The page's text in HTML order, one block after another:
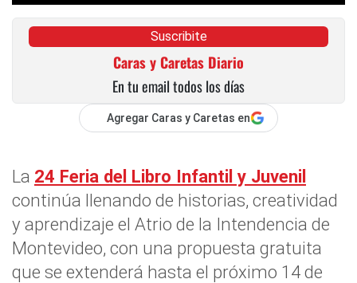
Suscribite
Caras y Caretas Diario
En tu email todos los días
Agregar Caras y Caretas en
La 24 Feria del Libro Infantil y Juvenil
continúa llenando de historias, creatividad
y aprendizaje el Atrio de la Intendencia de
Montevideo, con una propuesta gratuita
que se extenderá hasta el próximo 14 de